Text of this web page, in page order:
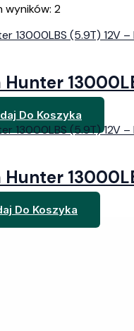
wyników: 2
Do Koszyka
Do Koszyka